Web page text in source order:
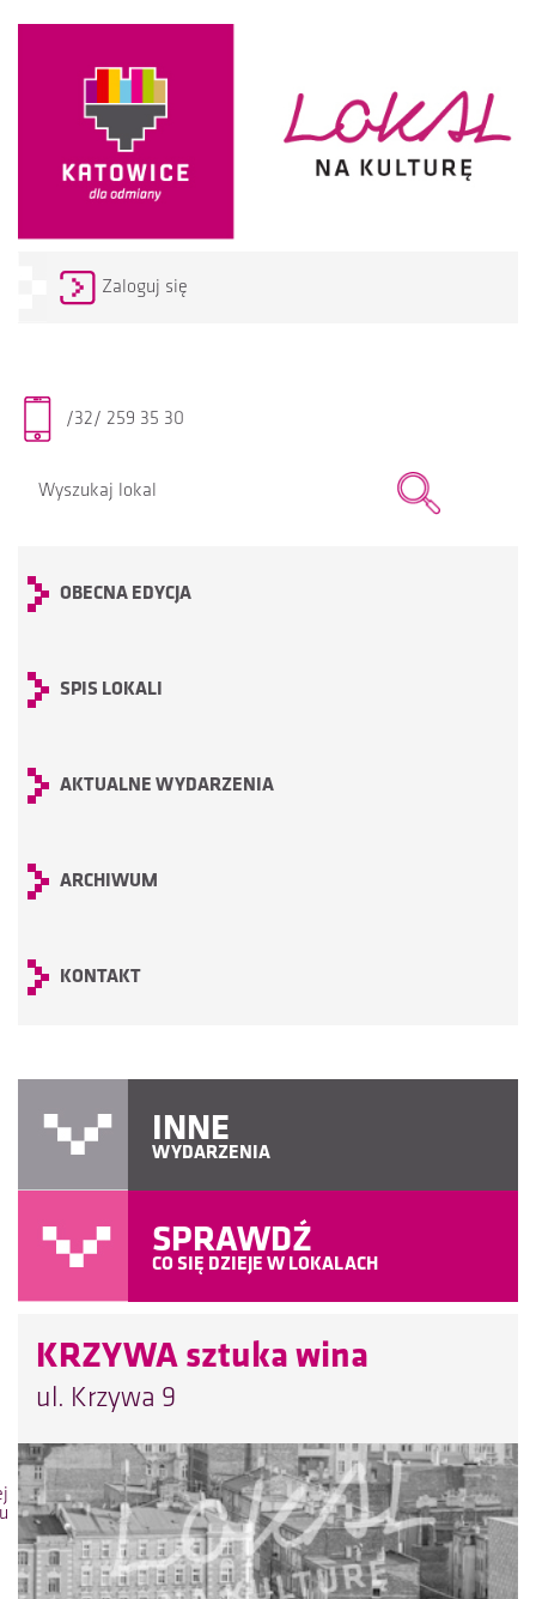
Zaloguj się
/32/ 259 35 30
OBECNA EDYCJA
SPIS LOKALI
AKTUALNE WYDARZENIA
ARCHIWUM
KONTAKT
INNE
WYDARZENIA
SPRAWDŹ
CO SIĘ DZIEJE W LOKALACH
KRZYWA sztuka wina
ul. Krzywa 9